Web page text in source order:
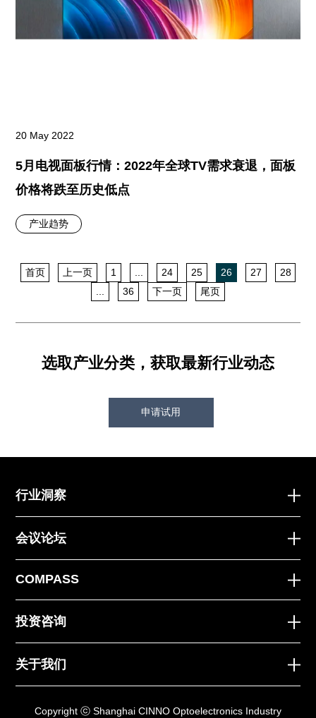
20 May 2022
5月电视面板行情：2022年全球TV需求衰退，面板
价格将跌至历史低点
产业趋势
首页 上一页 1 24 25 26 27
28
36 下一页 尾页
选取产业分类，获取最新行业动态
申请试用
行业洞察
会议论坛
COMPASS
投资咨询
关于我们
Copyright ⓒ Shanghai CINNO Optoelectronics Industry